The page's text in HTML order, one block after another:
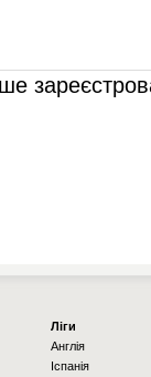
Ліги
Англія
Іспанія